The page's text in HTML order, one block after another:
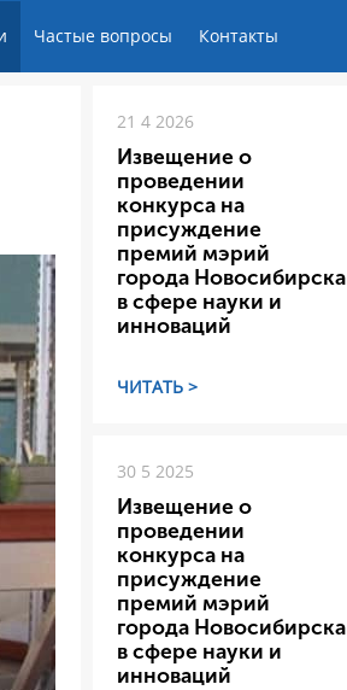
Частые вопросы Контакты
21 4 2026
Извещение о
проведении
конкурса на
присуждение
премий мэрий
города Новосибирска
в сфере науки и
инноваций
ЧИТАТЬ >
30 5 2025
Извещение о
проведении
конкурса на
присуждение
премий мэрий
города Новосибирска
в сфере науки и
инноваций